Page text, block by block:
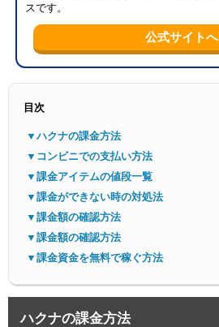
スです。
公式サイトへ
目次
▼ハクナの課金方法
▼コンビニでの支払い方法
▼課金アイテムの値段一覧
▼課金ができない時の対処法
▼課金額の確認方法
▼課金額の確認方法
▼課金資金を無料で稼ぐ方法
ハクナの課金方法